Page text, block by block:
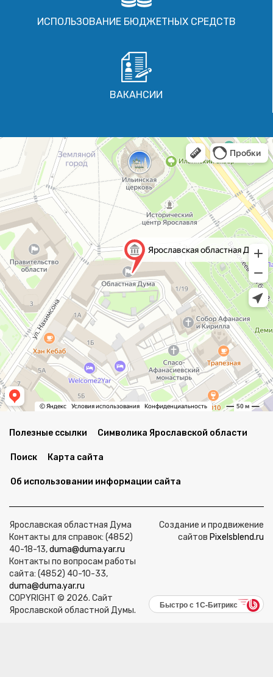
ИСПОЛЬЗОВАНИЕ БЮДЖЕТНЫХ СРЕДСТВ
ВАКАНСИИ
Полезные ссылки Символика Ярославской области
Поиск Карта сайта
Об использовании информации сайта
Ярославская областная Дума
Контакты для справок: (4852)
40-18-13,duma@duma.yar.ru
Контакты по вопросам работы
сайта: (4852) 40-10-33,
duma@duma.yar.ru
COPYRIGHT © 2026. Сайт
Ярославской областной Думы.
Создание и продвижение
сайтов Pixelsblend.ru
Быстро с 1С-Битрикс